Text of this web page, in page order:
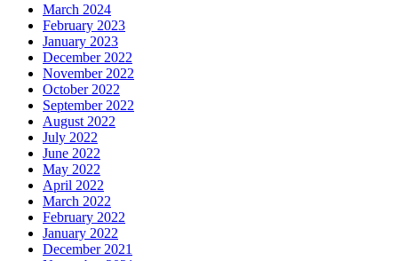
March 2024
February 2023
January 2023
December 2022
November 2022
October 2022
September 2022
August 2022
July 2022
June 2022
May 2022
April 2022
March 2022
February 2022
January 2022
December 2021